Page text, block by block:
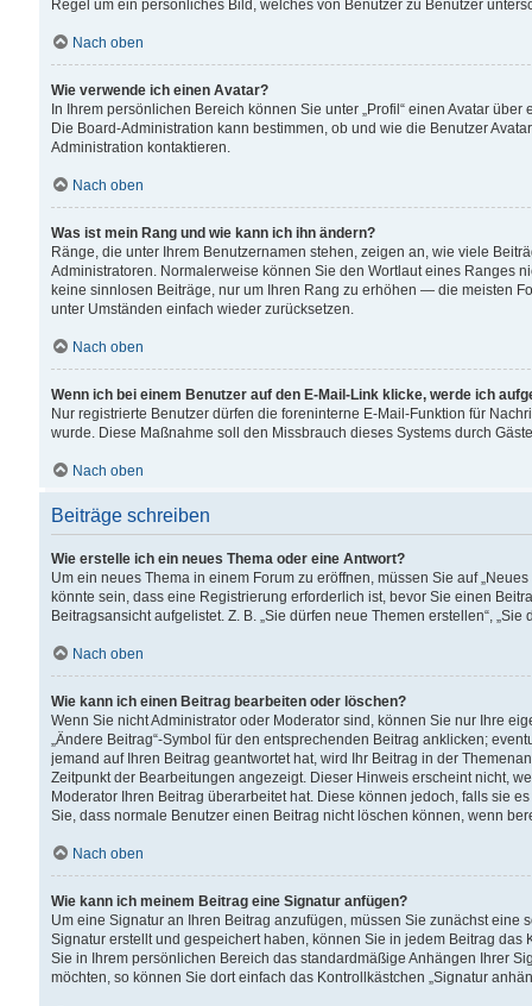
Regel um ein persönliches Bild, welches von Benutzer zu Benutzer
Nach oben
Wie verwende ich einen Avatar?
In Ihrem persönlichen Bereich können Sie unter „Profil“ einen Avatar
Die Board-Administration kann bestimmen, ob und wie die Benutzer
Administration kontaktieren.
Nach oben
Was ist mein Rang und wie kann ich ihn ändern?
Ränge, die unter Ihrem Benutzernamen stehen, zeigen an, wie viele
Administratoren. Normalerweise können Sie den Wortlaut eines Ranges
keine sinnlosen Beiträge, nur um Ihren Rang zu erhöhen — die meisten
unter Umständen einfach wieder zurücksetzen.
Nach oben
Wenn ich bei einem Benutzer auf den E-Mail-Link klicke, werde ich
Nur registrierte Benutzer dürfen die foreninterne E-Mail-Funktion für
wurde. Diese Maßnahme soll den Missbrauch dieses Systems durch
Nach oben
Beiträge schreiben
Wie erstelle ich ein neues Thema oder eine Antwort?
Um ein neues Thema in einem Forum zu eröffnen, müssen Sie auf
könnte sein, dass eine Registrierung erforderlich ist, bevor Sie einen
Beitragsansicht aufgelistet. Z. B. „Sie dürfen neue Themen erstellen“,
Nach oben
Wie kann ich einen Beitrag bearbeiten oder löschen?
Wenn Sie nicht Administrator oder Moderator sind, können Sie nur Ihre
„Ändere Beitrag“-Symbol für den entsprechenden Beitrag anklicken;
jemand auf Ihren Beitrag geantwortet hat, wird Ihr Beitrag in der
Zeitpunkt der Bearbeitungen angezeigt. Dieser Hinweis erscheint nicht,
Moderator Ihren Beitrag überarbeitet hat. Diese können jedoch, falls sie
Sie, dass normale Benutzer einen Beitrag nicht löschen können, wenn
Nach oben
Wie kann ich meinem Beitrag eine Signatur anfügen?
Um eine Signatur an Ihren Beitrag anzufügen, müssen Sie zunächst
Signatur erstellt und gespeichert haben, können Sie in jedem Beitrag
Sie in Ihrem persönlichen Bereich das standardmäßige Anhängen Ihrer
möchten, so können Sie dort einfach das Kontrollkästchen „Signatur